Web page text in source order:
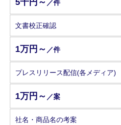
／件
文書校正確認
1万円～ ／件
プレスリリース配信(各メディア)
1万円～ ／案
社名・商品名の考案